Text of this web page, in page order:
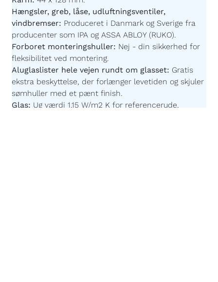
Hængsler, greb, låse, udluftningsventiler,
vindbremser: Produceret i Danmark og Sverige fra
producenter som IPA og ASSA ABLOY (RUKO).
Forboret monteringshuller: Nej - din sikkerhed for
fleksibilitet ved montering.
Aluglaslister hele vejen rundt om glasset: Gratis
ekstra beskyttelse, der forlænger levetiden og skjuler
sømhuller med et pænt finish.
Glas: Ug værdi 1,15 W/m2 K for referencerude,